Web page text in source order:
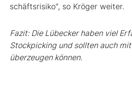
schäftsrisiko", so Kröger weiter.
Fazit: Die Lübecker haben viel
Stockpicking und sollten auch
überzeugen können.